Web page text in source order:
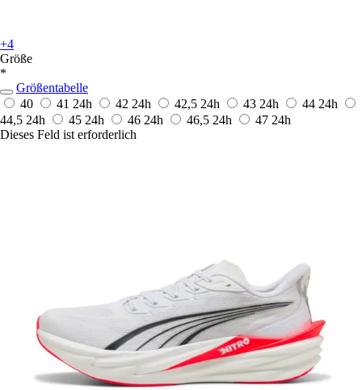
+4
Größe
*
Größentabelle
40
41 24h 42 24h 42,5 24h 43 24h 44 24h
44,5 24h 45 24h 46 24h 46,5 24h 47 24h
Dieses Feld ist erforderlich